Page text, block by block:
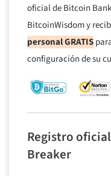
oficial de Bitcoin
BitcoinWisdom y
personal GRATIS
configuración de su
Registro
Breaker